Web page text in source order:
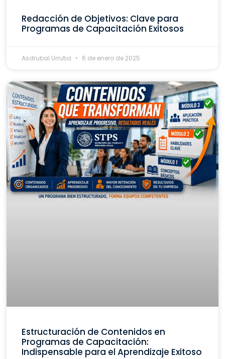
Redacción de Objetivos: Clave para
Programas de Capacitación Exitosos
Asdrubal Urrutia 6 de enero de 2025
Estructuración de Contenidos en
Programas de Capacitación:
Indispensable para el Aprendizaje Exitoso